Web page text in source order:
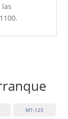
MT-125